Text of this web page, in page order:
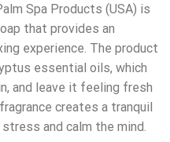
Spa Products (USA) is
that provides an
experience. The product
essential oils, which
and leave it feeling fresh
creates a tranquil
and calm the mind.